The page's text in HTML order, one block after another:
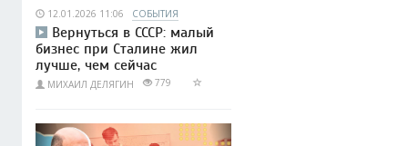
12.01.2026 11:06 СОБЫТИЯ
Вернуться в СССР: малый
бизнес при Сталине жил
лучше, чем сейчас
МИХАИЛ ДЕЛЯГИН 779